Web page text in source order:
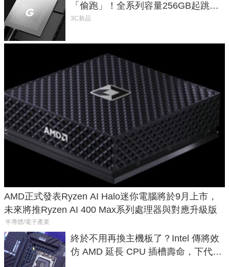
「偷跑」！全系列容量256GB起跳、
頂規摺疊機價位逼近7萬
3C新品
AMD正式發表Ryzen AI Halo迷你電腦將於9月上市，
未來將推Ryzen AI 400 Max系列處理器與對應升級版
半導體/電子產業
終於不用再換主機板了？Intel 傳將效
仿 AMD 延長 CPU 插槽壽命，下代